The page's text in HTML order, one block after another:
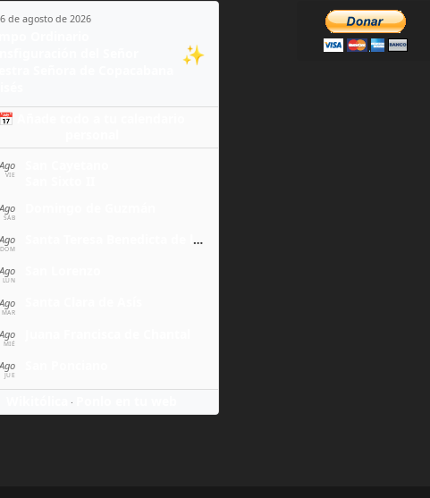
6 de agosto de 2026
✨
📅 Añade todo a tu calendario
VIE
SÁB
DOM
Santa Teresa Benedicta de la Cruz
LUN
MAR
MIÉ
JUE
·